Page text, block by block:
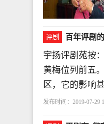
评剧 百年评剧
宇扬评剧苑按
黄梅位列前五
区，它的影响
发布时间：2019-07-29